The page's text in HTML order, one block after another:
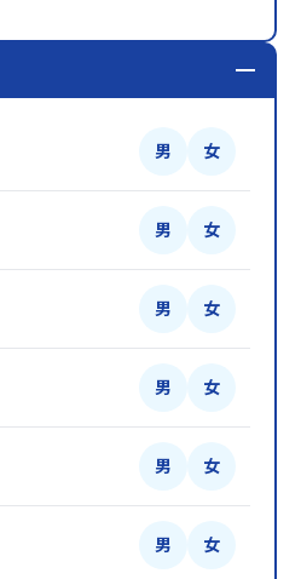
男 女
男 女
男 女
男 女
男 女
男 女